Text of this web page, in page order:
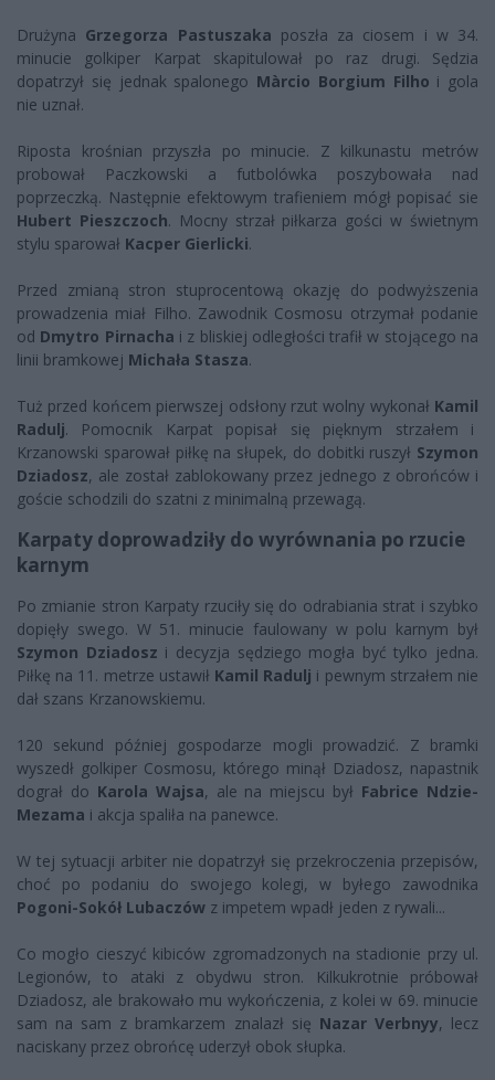
Drużyna Grzegorza Pastuszaka poszła za ciosem i w 34.
minucie golkiper Karpat skapitulował po raz drugi. Sędzia
dopatrzył się jednak spalonego Màrcio Borgium Filho i gola
nie uznał.
Riposta krośnian przyszła po minucie. Z kilkunastu metrów
probował Paczkowski a futbolówka poszybowała nad
poprzeczką. Następnie efektowym trafieniem mógł popisać sie
Hubert Pieszczoch. Mocny strzał piłkarza gości w świetnym
stylu sparował Kacper Gierlicki.
Przed zmianą stron stuprocentową okazję do podwyższenia
prowadzenia miał Filho. Zawodnik Cosmosu otrzymał podanie
od Dmytro Pirnacha i z bliskiej odległości trafił w stojącego na
linii bramkowej Michała Stasza.
Tuż przed końcem pierwszej odsłony rzut wolny wykonał Kamil
Radulj. Pomocnik Karpat popisał się pięknym strzałem i
Krzanowski sparował piłkę na słupek, do dobitki ruszył Szymon
Dziadosz, ale został zablokowany przez jednego z obrońców i
goście schodzili do szatni z minimalną przewagą.
Karpaty doprowadziły do wyrównania po rzucie
karnym
Po zmianie stron Karpaty rzuciły się do odrabiania strat i szybko
dopięły swego. W 51. minucie faulowany w polu karnym był
Szymon Dziadosz i decyzja sędziego mogła być tylko jedna.
Piłkę na 11. metrze ustawił Kamil Radulj i pewnym strzałem nie
dał szans Krzanowskiemu.
120 sekund później gospodarze mogli prowadzić. Z bramki
wyszedł golkiper Cosmosu, którego minął Dziadosz, napastnik
dograł do Karola Wajsa, ale na miejscu był Fabrice Ndzie-
Mezama i akcja spaliła na panewce.
W tej sytuacji arbiter nie dopatrzył się przekroczenia przepisów,
choć po podaniu do swojego kolegi, w byłego zawodnika
Pogoni-Sokół Lubaczów z impetem wpadł jeden z rywali...
Co mogło cieszyć kibiców zgromadzonych na stadionie przy ul.
Legionów, to ataki z obydwu stron. Kilkukrotnie próbował
Dziadosz, ale brakowało mu wykończenia, z kolei w 69. minucie
sam na sam z bramkarzem znalazł się Nazar Verbnyy, lecz
naciskany przez obrońcę uderzył obok słupka.